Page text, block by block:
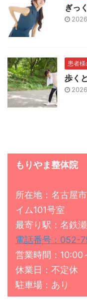
ぎっ
患者様
歩く
もりやま整体院
所在地：名古屋
イム101号室
最寄り駅：名鉄
電話番号：052-
営業時間：10:00
休業日：不定休
駐車場：あり